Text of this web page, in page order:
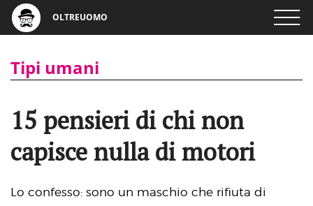
OLTREUOMO
Tipi umani
15 pensieri di chi non
capisce nulla di motori
Lo confesso: sono un maschio che rifiuta di